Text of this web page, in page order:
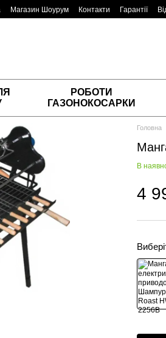
Магазин Шоурум Контакти Гарантії
РОБОТИ
ГАЗОНОКОСАРКИ
Головна
В
4